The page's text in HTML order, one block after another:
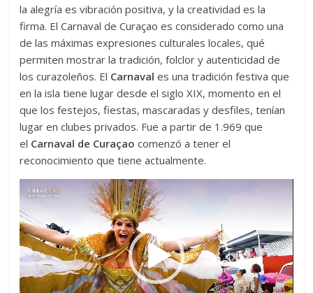
la alegría es vibración positiva, y la creatividad es la
firma. El Carnaval de Curaçao es considerado como una
de las máximas expresiones culturales locales, qué
permiten mostrar la tradición, folclor y autenticidad de
los curazoleños. El Carnaval es una tradición festiva que
en la isla tiene lugar desde el siglo XIX, momento en el
que los festejos, fiestas, mascaradas y desfiles, tenían
lugar en clubes privados. Fue a partir de 1.969 que
el Carnaval de Curaçao comenzó a tener el
reconocimiento que tiene actualmente.
Reproductor
de
vídeo